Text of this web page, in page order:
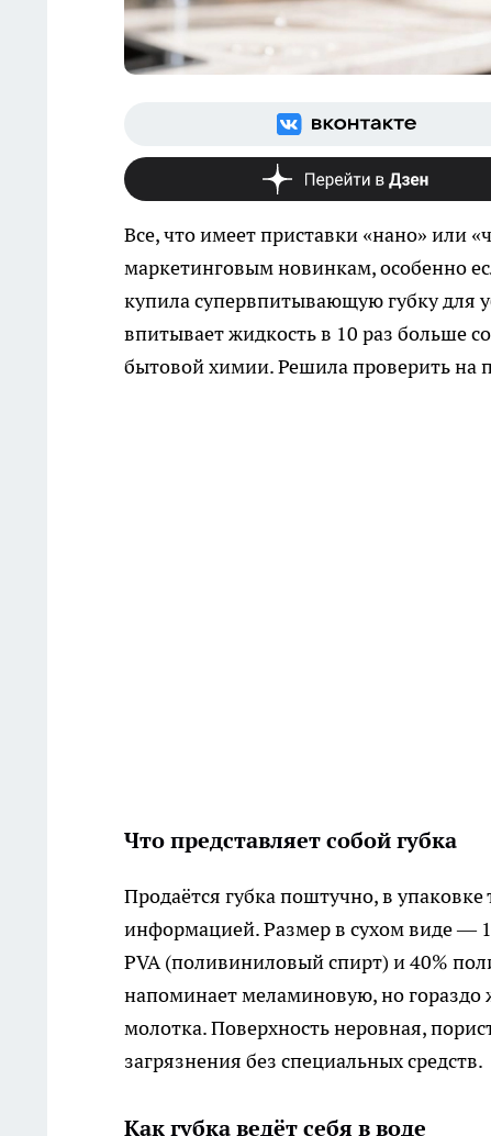
Все, что имеет приставки «нано» или
маркетинговым новинкам, особенно
купила супервпитывающую губку для
впитывает жидкость в 10 раз больше
бытовой химии. Решила проверить на
Что представляет собой губка
Продаётся губка поштучно, в
информацией. Размер в сухом виде —
PVA (поливиниловый спирт) и 40%
напоминает меламиновую, но гораздо
молотка. Поверхность неровная,
загрязнения без специальных средств.
Как губка ведёт себя в воде